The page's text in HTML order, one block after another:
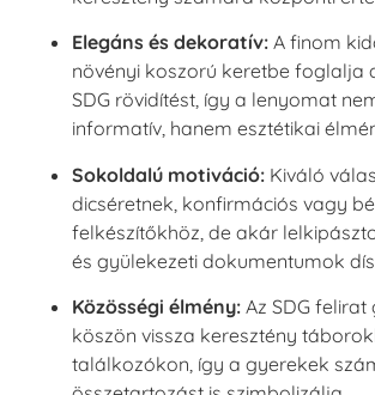
Elegáns és dekoratív: A finom
növényi koszorú keretbe foglalja
SDG rövidítést, így a lenyomat
informatív, hanem esztétikai
Sokoldalú motiváció: Kiváló
dicséretnek, konfirmációs vagy
felkészítőkhöz, de akár
és gyülekezeti dokumentumok
Közösségi élmény: Az SDG
köszön vissza keresztény
találkozókon, így a gyerekek